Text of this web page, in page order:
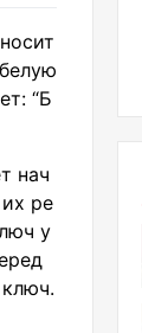
“Б
нач
ре
у